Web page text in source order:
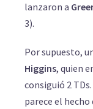
lanzaron a
3).
Por supuesto,
Higgins, quien
consiguió 2
parece el hecho